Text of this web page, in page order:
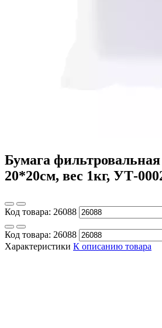
Бумага
20*20см, вес 1кг, УТ-
Код товара: 26088
Код товара: 26088
Характеристики К описанию товара